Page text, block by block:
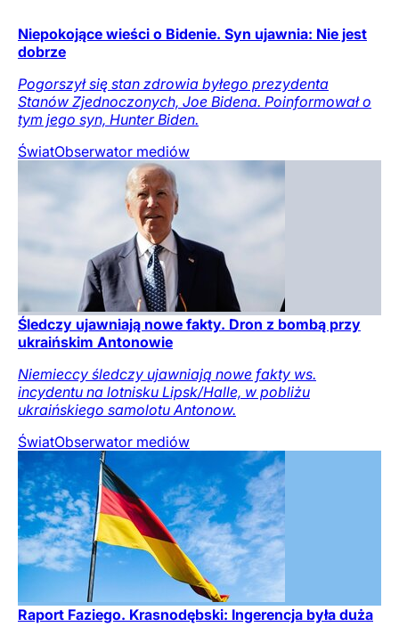
Niepokojące wieści o Bidenie. Syn ujawnia: Nie jest
dobrze
Pogorszył się stan zdrowia byłego prezydenta
Stanów Zjednoczonych, Joe Bidena. Poinformował o
tym jego syn, Hunter Biden.
ŚwiatObserwator mediów
Śledczy ujawniają nowe fakty. Dron z bombą przy
ukraińskim Antonowie
Niemieccy śledczy ujawniają nowe fakty ws.
incydentu na lotnisku Lipsk/Halle, w pobliżu
ukraińskiego samolotu Antonow.
ŚwiatObserwator mediów
Raport Faziego. Krasnodębski: Ingerencja była duża